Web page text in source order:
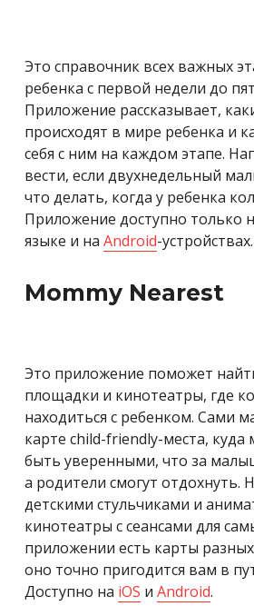
Это справочник всех важных
ребенка с первой недели до
Приложение рассказывает,
происходят в мире ребенка и
себя с ним на каждом этапе.
вести, если двухнедельный
что делать, когда у ребенка
Приложение доступно только
языке и на Android-устройствах.
Mommy Nearest
Это приложение поможет
площадки и кинотеатры, где
находиться с ребенком. Сами
карте child-friendly-места,
быть уверенными, что за
а родители смогут отдохнуть.
детскими стульчиками и
кинотеатры с сеансами для
приложении есть карты
оно точно пригодится вам в
Доступно на iOS и Android.